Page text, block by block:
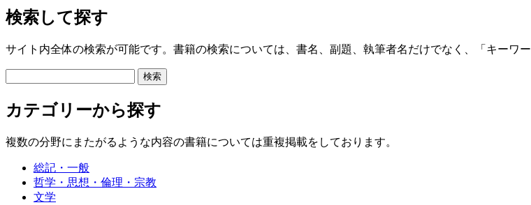
検索して探す
サイト内全体の検索が可能です。書籍の検索については、書名、副題、執筆者名だけでなく、「キーワ
カテゴリーから探す
複数の分野にまたがるような内容の書籍については重複掲載をしております。
総記・一般
哲学・思想・倫理・宗教
文学